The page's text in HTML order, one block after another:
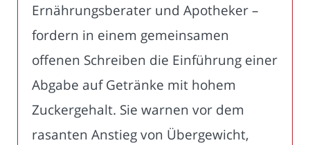
Ernährungsberater und Apotheker –
fordern in einem gemeinsamen
offenen Schreiben die Einführung einer
Abgabe auf Getränke mit hohem
Zuckergehalt. Sie warnen vor dem
rasanten Anstieg von Übergewicht,